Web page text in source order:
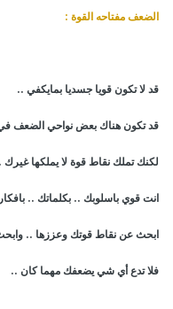
الضعف مفتاحه القوة :
قد لا تكون قويا جسديا بمايكفي ..
قد تكون هناك بعض نواحي الضعف
لكنك تملك نقاط قوة لا يملكها غيرك ..
انت قوي باسلوبك .. بكلماتك ..
ابحث عن نقاط قوتك وعززها ..
فلا تدع أي شي يضعفك مهما كان ..